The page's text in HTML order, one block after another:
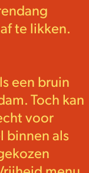
te likken.
een bruin
Toch kan
voor
binnen als